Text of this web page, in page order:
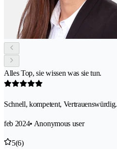
Alles Top, sie wissen was sie tun.
Schnell, kompetent, Vertrauenswürdig.
feb 2024• Anonymous user
5(6)